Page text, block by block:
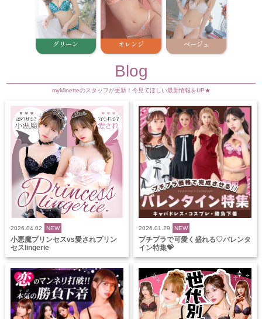
グリーン オレンジ ベージュ
Blog
myMinetteのスタッフが更新！今見てほしい最新情報をUP★
2026.04.02 NEW
小悪魔プリンセスvs愛されプリン
セスlingerie
2026.01.29 NEW
プチプラで可愛く盛れる♡バレンタ
イン特集💝